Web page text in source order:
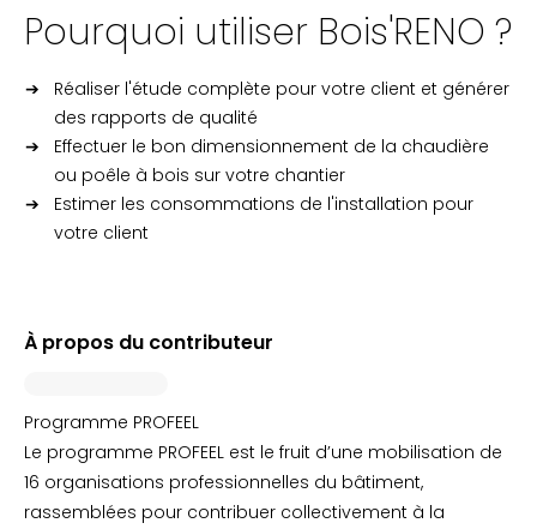
Pourquoi utiliser Bois'RENO ?
Réaliser l'étude complète pour votre client et générer
des rapports de qualité
Effectuer le bon dimensionnement de la chaudière
ou poêle à bois sur votre chantier
Estimer les consommations de l'installation pour
votre client
À propos du contributeur
Programme PROFEEL
Le programme PROFEEL est le fruit d’une mobilisation de
16 organisations professionnelles du bâtiment,
rassemblées pour contribuer collectivement à la